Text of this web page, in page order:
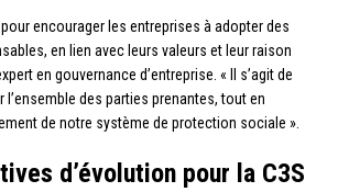
pour encourager les entreprises à adopter des
en lien avec leurs valeurs et leur raison
en gouvernance d’entreprise. « Il s’agit de
l’ensemble des parties prenantes, tout en
de notre système de protection sociale ».
d’évolution pour la C3S